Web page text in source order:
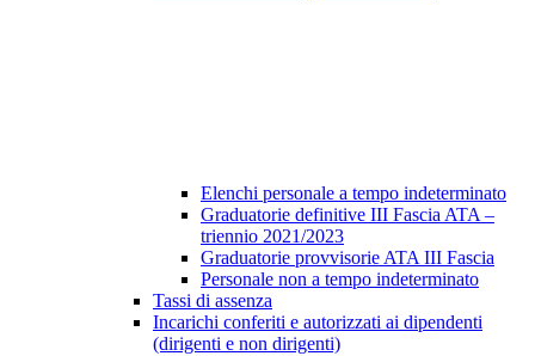
Elenchi personale a tempo indeterminato
Graduatorie definitive III Fascia ATA –
triennio 2021/2023
Graduatorie provvisorie ATA III Fascia
Personale non a tempo indeterminato
Tassi di assenza
Incarichi conferiti e autorizzati ai dipendenti
(dirigenti e non dirigenti)